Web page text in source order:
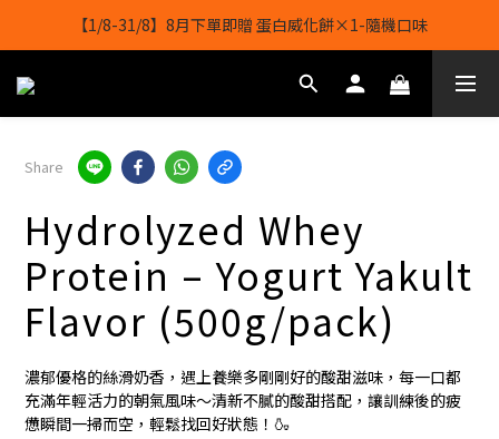
【1/8-31/8】8月下單即贈 蛋白威化餅×1-隨機口味
【1/8-31/8】8月下單即贈 蛋白威化餅×1-隨機口味
結帳輸入[gopowerhk]，可享全單*95折*，可與活動折扣疊加。
【1/8-31/8】8月下單即贈 蛋白威化餅×1-隨機口味
Share
Hydrolyzed Whey
Protein – Yogurt Yakult
Flavor (500g/pack)
濃郁優格的絲滑奶香，遇上養樂多剛剛好的酸甜滋味，每一口都
充滿年輕活力的朝氣風味～清新不膩的酸甜搭配，讓訓練後的疲
憊瞬間一掃而空，輕鬆找回好狀態！🍶